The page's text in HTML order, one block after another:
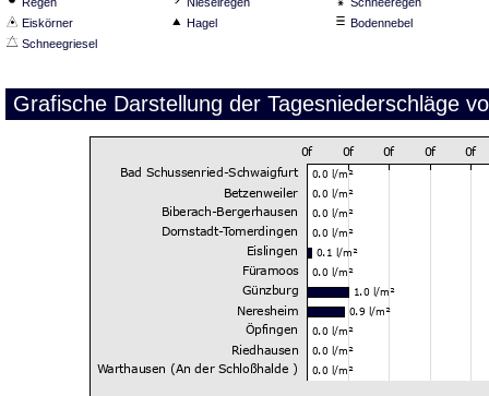
Eiskörner
Hagel
Bodennebel
Schneegriesel
Grafische Darstellung der Tagesniederschläge